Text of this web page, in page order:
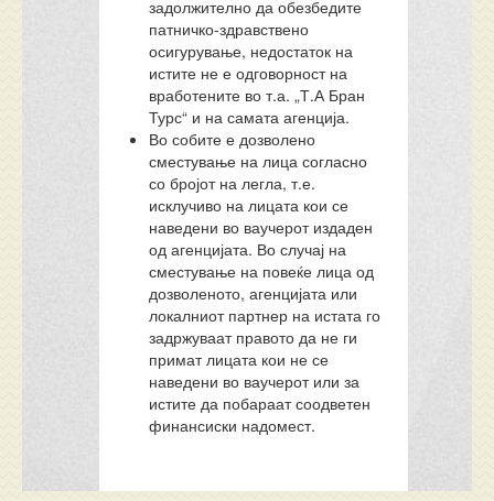
задолжително да обезбедите
патничко-здравствено
осигурување, недостаток на
истите не е одговорност на
вработените во т.а. „Т.А Бран
Турс“ и на самата агенција.
Во собите е дозволено
сместување на лица согласно
со бројот на легла, т.е.
исклучиво на лицата кои се
наведени во ваучерот издаден
од агенцијата. Во случај на
сместување на повеќе лица од
дозволеното, агенцијата или
локалниот партнер на истата го
задржуваат правото да не ги
примат лицата кои не се
наведени во ваучерот или за
истите да побараат соодветен
финансиски надомест.